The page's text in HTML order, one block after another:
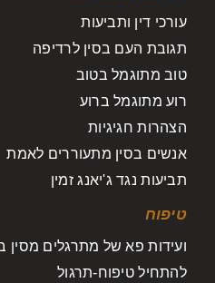
עורכי דין ותביעות
תגובת העם בסין לרדיפה
טוב מתוגמל בטוב
רוע מתוגמל ברוע
הצהרות חגיגיות
אנשים בסין מתעוררים לאמת
תביעות נגד ג'יאנג זמין
טיפוח
ועידות פא של מתרגלים מסין
להתחיל טיפוח-תרגול